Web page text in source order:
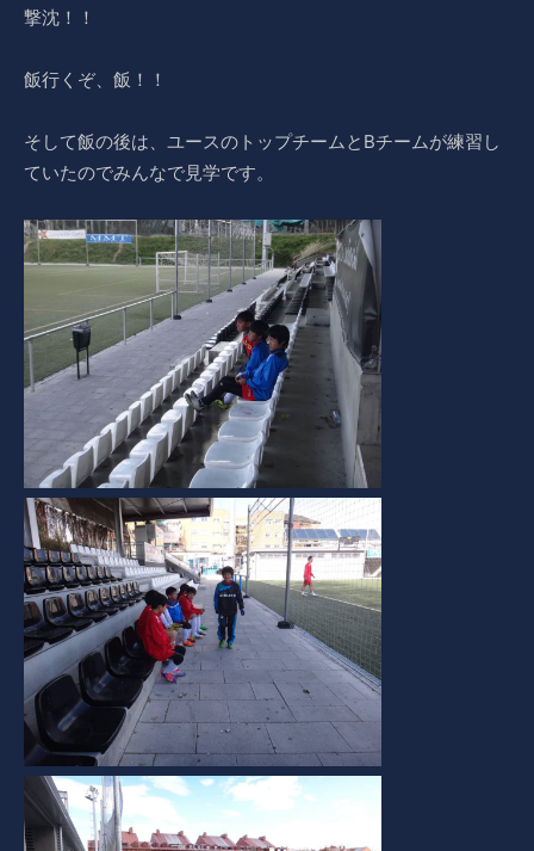
撃沈！！
飯行くぞ、飯！！
そして飯の後は、ユースのトップチームとBチームが練習し
ていたのでみんなで見学です。